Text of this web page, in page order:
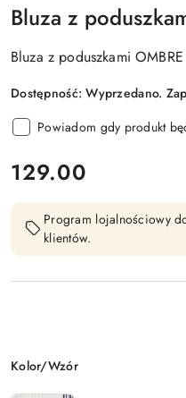
Bluza z
Bluza z poduszkami
Dostępność:Wyprzedano.
Powiadom gdy produkt
cena:
129.00
Program lojalnościowy
klientów.
Wariant
Kolor/Wzór